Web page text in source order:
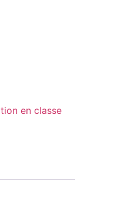
en classe